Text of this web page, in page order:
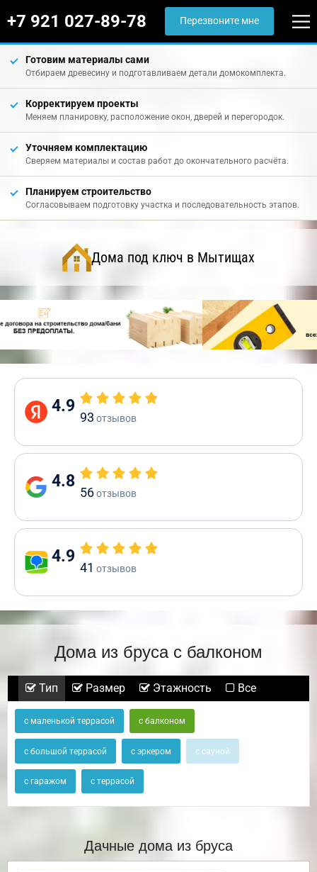
+7 921 027-89-78 Перезвоните мне
Готовим материалы сами
Отбираем древесину и подготавливаем детали домокомплекта.
Корректируем проекты
Меняем планировку, расположение окон, дверей и перегородок.
Уточняем комплектацию
Сверяем материалы и состав работ до окончательного расчёта.
Планируем строительство
Согласовываем подготовку участка и последовательность этапов.
Дома под ключ в Мытищах
4.9
93 отзывов
4.8
56отзывов
4.9
41 отзывов
Дома из бруса с балконом
Тип Размер Этажность Все
с маленькой террасой с балконом
с большой террасой с эркером с сауной
с гаражом с террасой
Дачные дома из бруса